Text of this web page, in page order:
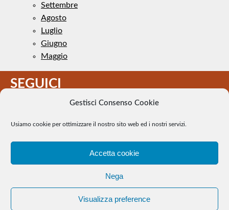
Gestisci Consenso Cookie
Usiamo cookie per ottimizzare il nostro sito web ed i nostri servizi.
Accetta cookie
Nega
Visualizza preference
Settembre
Agosto
Luglio
Giugno
Maggio
SEGUICI
pubblico dominio. Se il loro uso costituisce una violazione dei